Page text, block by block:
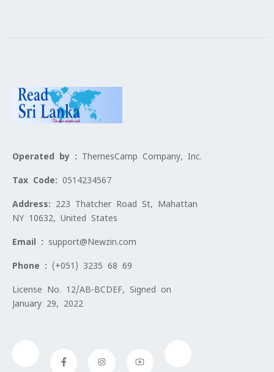
Operated by : ThemesCamp Company, Inc.
Tax Code: 0514234567
Address: 223 Thatcher Road St, Mahattan
NY 10632, United States
Email : support@Newzin.com
Phone : (+051) 3235 68 69
License No. 12/AB-BCDEF, Signed on
January 29, 2022